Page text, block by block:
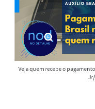
Veja quem recebe o